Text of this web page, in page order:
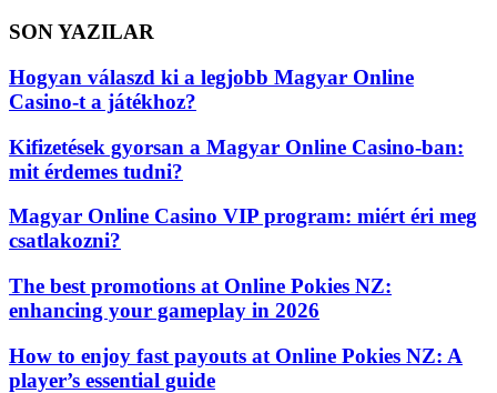
SON YAZILAR
Hogyan válaszd ki a legjobb Magyar Online
Casino-t a játékhoz?
Kifizetések gyorsan a Magyar Online Casino-ban:
mit érdemes tudni?
Magyar Online Casino VIP program: miért éri meg
csatlakozni?
The best promotions at Online Pokies NZ:
enhancing your gameplay in 2026
How to enjoy fast payouts at Online Pokies NZ: A
player’s essential guide